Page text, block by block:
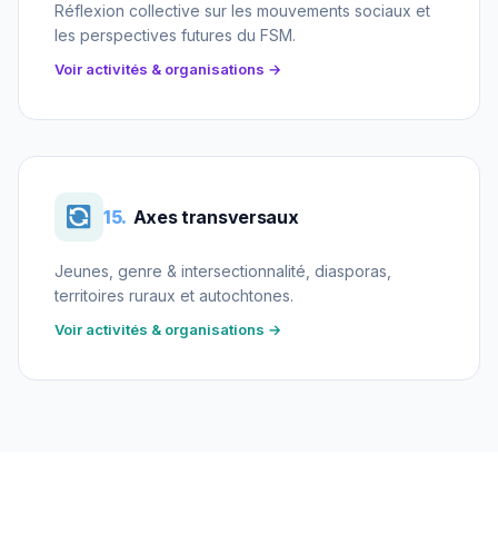
Réflexion collective sur les mouvements sociaux et
les perspectives futures du FSM.
Voir activités & organisations →
15. Axes transversaux
Jeunes, genre & intersectionnalité, diasporas,
territoires ruraux et autochtones.
Voir activités & organisations →